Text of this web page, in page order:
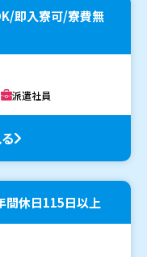
即入寮可/寮費無
派遣社員
間休日115日以上